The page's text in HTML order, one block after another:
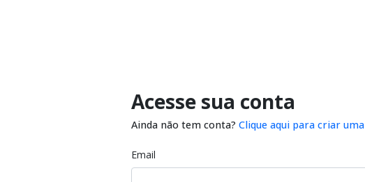
Acesse sua conta
Ainda não tem conta? Clique aqui para criar uma
Email